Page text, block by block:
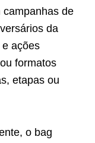
campanhas de
da
ações
formatos
etapas ou
o bag